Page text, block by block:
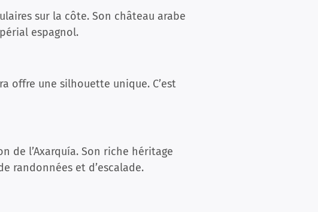
sur la côte. Son château arabe
espagnol.
offre une silhouette unique. C’est
de l’Axarquía. Son riche héritage
randonnées et d’escalade.